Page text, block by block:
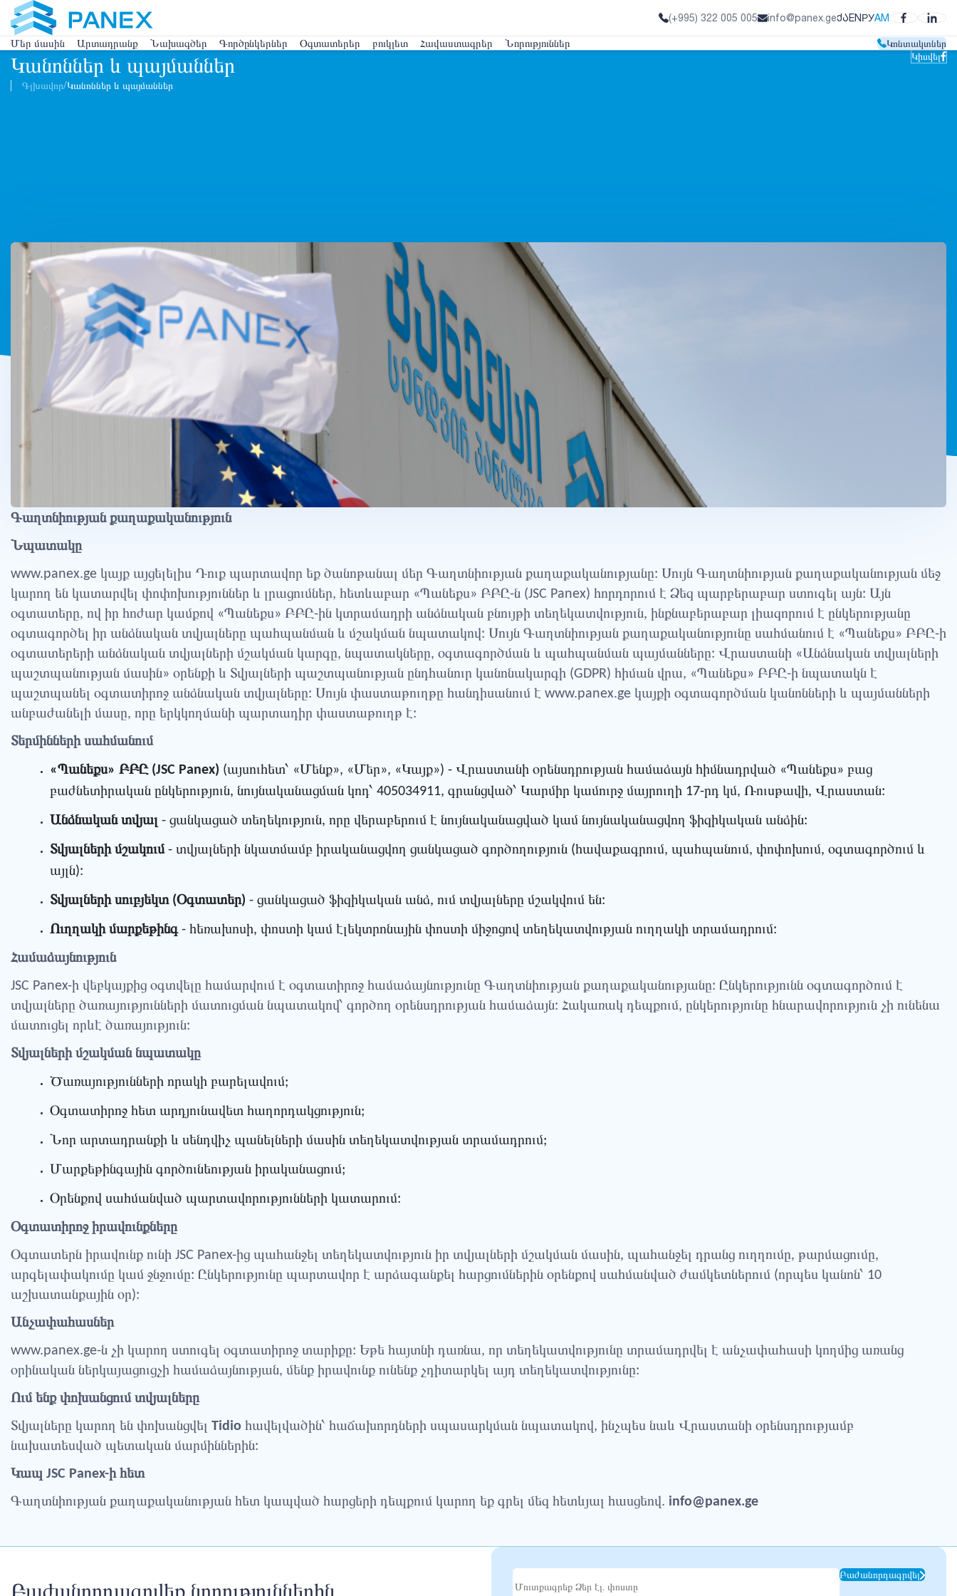
(+995) 322 005 005 info@panex.geᲥᲐENРУAM
Մեր մասին Արտադրանք Նախագծեր Գործընկերներ Օգտատերեր բուկլետ Հավաստագրեր Նորություններ Կոնտակտներ
Կանոններ և պայմաններ Կիսվել
Գլխավոր Կանոններ և պայմաններ
Գաղտնիության քաղաքականություն
Նպատակը
www.panex.ge կայք այցելելիս Դուք պարտավոր եք ծանոթանալ մեր Գաղտնիության քաղաքականությանը: Սույն Գաղտնիության քաղաքականության մեջ
կարող են կատարվել փոփոխություններ և լրացումներ, հետևաբար «Պանեքս» ԲԲԸ-ն (JSC Panex) հորդորում է Ձեզ պարբերաբար ստուգել այն: Այն
օգտատերը, ով իր հոժար կամքով «Պանեքս» ԲԲԸ-ին կտրամադրի անձնական բնույթի տեղեկատվություն, ինքնաբերաբար լիազորում է ընկերությանը
օգտագործել իր անձնական տվյալները պահպանման և մշակման նպատակով: Սույն Գաղտնիության քաղաքականությունը սահմանում է «Պանեքս» ԲԲԸ-ի
օգտատերերի անձնական տվյալների մշակման կարգը, նպատակները, օգտագործման և պահպանման պայմանները: Վրաստանի «Անձնական տվյալների
պաշտպանության մասին» օրենքի և Տվյալների պաշտպանության ընդհանուր կանոնակարգի (GDPR) հիման վրա, «Պանեքս» ԲԲԸ-ի նպատակն է
պաշտպանել օգտատիրոջ անձնական տվյալները: Սույն փաստաթուղթը հանդիսանում է www.panex.ge կայքի օգտագործման կանոնների և պայմանների
անբաժանելի մասը, որը երկկողմանի պարտադիր փաստաթուղթ է:
Տերմինների սահմանում
«Պանեքս» ԲԲԸ (JSC Panex) (այսուհետ՝ «Մենք», «Մեր», «Կայք») - Վրաստանի օրենսդրության համաձայն հիմնադրված «Պանեքս» բաց
բաժնետիրական ընկերություն, նույնականացման կոդ՝ 405034911, գրանցված՝ Կարմիր կամուրջ մայրուղի 17-րդ կմ, Ռուսթավի, Վրաստան:
Անձնական տվյալ - ցանկացած տեղեկություն, որը վերաբերում է նույնականացված կամ նույնականացվող ֆիզիկական անձին:
Տվյալների մշակում- տվյալների նկատմամբ իրականացվող ցանկացած գործողություն (հավաքագրում, պահպանում, փոփոխում, օգտագործում և
այլն):
Տվյալների սուբյեկտ (Օգտատեր) - ցանկացած ֆիզիկական անձ, ում տվյալները մշակվում են:
Ուղղակի մարքեթինգ- հեռախոսի, փոստի կամ էլեկտրոնային փոստի միջոցով տեղեկատվության ուղղակի տրամադրում:
Համաձայնություն
JSC Panex-ի վեբկայքից օգտվելը համարվում է օգտատիրոջ համաձայնությունը Գաղտնիության քաղաքականությանը: Ընկերությունն օգտագործում է
տվյալները ծառայությունների մատուցման նպատակով՝ գործող օրենսդրության համաձայն: Հակառակ դեպքում, ընկերությունը հնարավորություն չի ունենա
մատուցել որևէ ծառայություն:
Տվյալների մշակման նպատակը
Ծառայությունների որակի բարելավում;
Օգտատիրոջ հետ արդյունավետ հաղորդակցություն;
Նոր արտադրանքի և սենդվիչ պանելների մասին տեղեկատվության տրամադրում;
Մարքեթինգային գործունեության իրականացում;
Օրենքով սահմանված պարտավորությունների կատարում:
Օգտատիրոջ իրավունքները
Օգտատերն իրավունք ունի JSC Panex-ից պահանջել տեղեկատվություն իր տվյալների մշակման մասին, պահանջել դրանց ուղղումը, թարմացումը,
արգելափակումը կամ ջնջումը: Ընկերությունը պարտավոր է արձագանքել հարցումներին օրենքով սահմանված ժամկետներում (որպես կանոն՝ 10
աշխատանքային օր):
Անչափահասներ
www.panex.ge-ն չի կարող ստուգել օգտատիրոջ տարիքը: Եթե հայտնի դառնա, որ տեղեկատվությունը տրամադրվել է անչափահասի կողմից առանց
օրինական ներկայացուցչի համաձայնության, մենք իրավունք ունենք չդիտարկել այդ տեղեկատվությունը:
Ում ենք փոխանցում տվյալները
Տվյալները կարող են փոխանցվել Tidio հավելվածին՝ հաճախորդների սպասարկման նպատակով, ինչպես նաև Վրաստանի օրենսդրությամբ
նախատեսված պետական մարմիններին:
Կապ JSC Panex-ի հետ
Գաղտնիության քաղաքականության հետ կապված հարցերի դեպքում կարող եք գրել մեզ հետևյալ հասցեով. info@panex.ge
Բաժանորդագրվեք նորություններին
Բաժանորդագրվել